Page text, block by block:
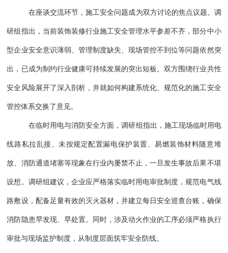
在座谈交流环节，施工安全问题成为双方讨论的焦点议题。调
研组指出，当前装饰装修行业施工安全管理水平参差不齐，部分中小
型企业安全意识薄弱、管理制度缺失、现场管控不到位等问题依然突
出，已成为制约行业健康可持续发展的突出短板。双方围绕行业共性
安全风险展开了深入剖析，并就如何构建系统化、规范化的施工安全
管控体系交换了意见。
在临时用电与消防安全方面，调研组指出，施工现场临时用电
线路私拉乱接、未按规定配置漏电保护装置、易燃装饰材料随意堆
放、消防通道堵塞等现象在行业内屡禁不止，一旦发生事故后果不堪
设想。调研组建议，企业应严格落实临时用电审批制度，规范电气线
路敷设，配备足量有效的灭火器材，并建立每日安全巡查台账，确保
消防隐患早发现、早处置。同时，涉及动火作业的工序必须严格执行
审批与现场监护制度，从制度层面筑牢安全防线。